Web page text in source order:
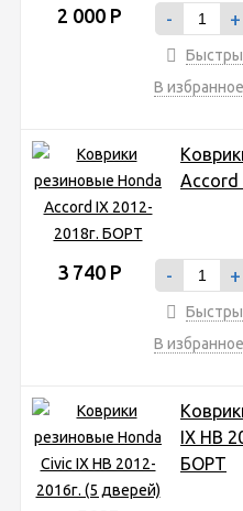
2 000 Р - +
В избранное
Accord
3 740 Р - +
В избранное
IX HB
БОРТ